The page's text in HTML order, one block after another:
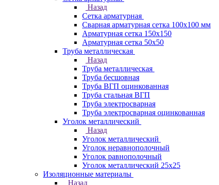
Назад
Сетка арматурная
Сварная арматурная сетка 100х100 мм
Арматурная сетка 150х150
Арматурная сетка 50х50
Труба металлическая
Назад
Труба металлическая
Труба бесшовная
Труба ВГП оцинкованная
Труба стальная ВГП
Труба электросварная
Труба электросварная оцинкованная
Уголок металлический
Назад
Уголок металлический
Уголок неравнополочный
Уголок равнополочный
Уголок металлический 25х25
Изоляционные материалы
Назад